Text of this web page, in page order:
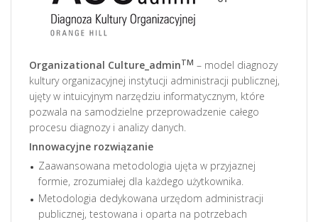
Organizational Culture_adminTM – model diagnozy
kultury organizacyjnej instytucji administracji publicznej,
ujęty w intuicyjnym narzędziu informatycznym, które
pozwala na samodzielne przeprowadzenie całego
procesu diagnozy i analizy danych.
Innowacyjne rozwiązanie
Zaawansowana metodologia ujęta w przyjaznej
formie, zrozumiałej dla każdego użytkownika.
Metodologia dedykowana urzędom administracji
publicznej, testowana i oparta na potrzebach